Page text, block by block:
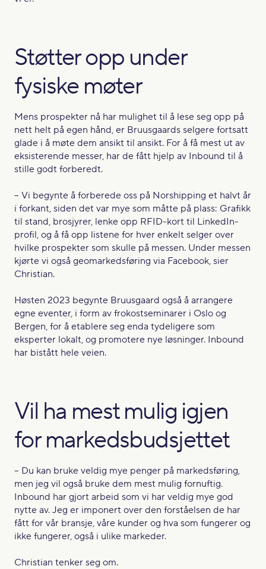
Støtter opp under
fysiske møter
Mens prospekter nå har mulighet til å lese seg opp på
nett helt på egen hånd, er Bruusgaards selgere fortsatt
glade i å møte dem ansikt til ansikt. For å få mest ut av
eksisterende messer, har de fått hjelp av Inbound til å
stille godt forberedt.
– Vi begynte å forberede oss på Norshipping et halvt år
i forkant, siden det var mye som måtte på plass: Grafikk
til stand, brosjyrer, lenke opp RFID-kort til LinkedIn-
profil, og å få opp listene for hver enkelt selger over
hvilke prospekter som skulle på messen. Under messen
kjørte vi også geomarkedsføring via Facebook, sier
Christian.
Høsten 2023 begynte Bruusgaard også å arrangere
egne eventer, i form av frokostseminarer i Oslo og
Bergen, for å etablere seg enda tydeligere som
eksperter lokalt, og promotere nye løsninger. Inbound
har bistått hele veien.
Vil ha mest mulig igjen
for markedsbudsjettet
– Du kan bruke veldig mye penger på markedsføring,
men jeg vil også bruke dem mest mulig fornuftig.
Inbound har gjort arbeid som vi har veldig mye god
nytte av. Jeg er imponert over den forståelsen de har
fått for vår bransje, våre kunder og hva som fungerer og
ikke fungerer, også i ulike markeder.
Christian tenker seg om.